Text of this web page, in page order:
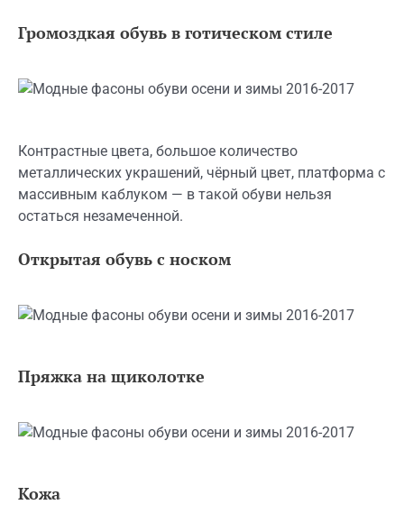
Громоздкая обувь в готическом стиле
Контрастные цвета, большое количество
металлических украшений, чёрный цвет, платформа с
массивным каблуком — в такой обуви нельзя
остаться незамеченной.
Открытая обувь с носком
Пряжка на щиколотке
Кожа